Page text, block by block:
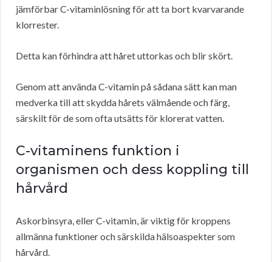
jämförbar C-vitaminlösning för att ta bort kvarvarande
klorrester.
Detta kan förhindra att håret uttorkas och blir skört.
Genom att använda C-vitamin på sådana sätt kan man
medverka till att skydda hårets välmående och färg,
särskilt för de som ofta utsätts för klorerat vatten.
C-vitaminens funktion i
organismen och dess koppling till
hårvård
Askorbinsyra, eller C-vitamin, är viktig för kroppens
allmänna funktioner och särskilda hälsoaspekter som
hårvård.